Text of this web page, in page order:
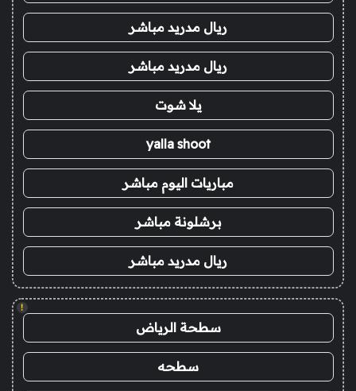
ريال مدريد مباشر
ريال مدريد مباشر
يلا شوت
yalla shoot
مباريات اليوم مباشر
برشلونة مباشر
ريال مدريد مباشر
!
سطحة الرياض
سطحه